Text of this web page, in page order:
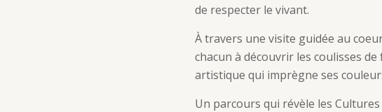
de respecter le vivant.
À travers une visite guidée au
chacun à découvrir les coulisses
artistique qui imprègne ses
Un parcours qui révèle les